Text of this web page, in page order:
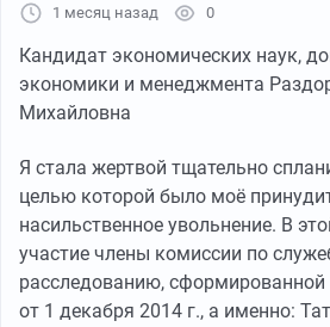
1 месяц назад 0
Кандидат экономических наук,
экономики и менеджмента
Михайловна
Я стала жертвой тщательно
целью которой было моё
насильственное увольнение. В
участие члены комиссии по
расследованию,
от 1 декабря 2014 г., а именно: